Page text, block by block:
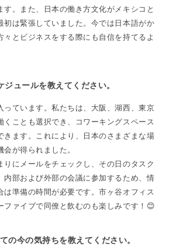
す。また、日本の働き方文化がメキシコと
初は緊張していました。今では日本語がか
々とビジネスをする際にも自信を持てるよ
ュールを教えてください。
っています。私たちは、大阪、湖西、東京
くことも選択でき、コワーキングスペース
きます。これにより、日本のさまざまな場
が得られました。
りにメールをチェックし、その日のタスク
内部および外部の会議に参加するため、情
は準備の時間が必要です。市ヶ谷オフィス
ファイブで同僚と飲むのも楽しみです！😊
の今の気持ちを教えてください。